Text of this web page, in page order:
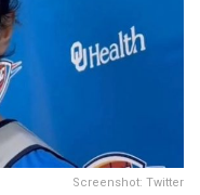
Screenshot: Twitter